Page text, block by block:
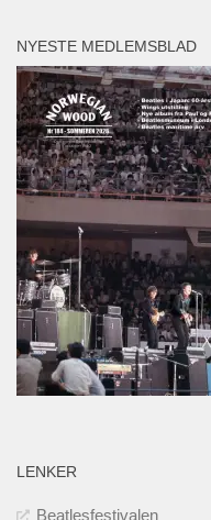
NYESTE MEDLEMSBLAD
LENKER
Beatlesfestivalen